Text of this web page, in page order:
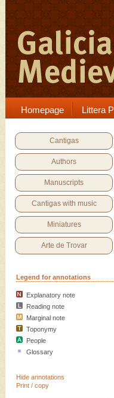
Homepage Littera
Cantigas
Authors
Manuscripts
Cantigas with music
Miniatures
Arte de Trovar
Legend for annotations
Explanatory note
Reading note
Marginal note
Toponymy
People
Glossary
Hide annotations
Print / copy